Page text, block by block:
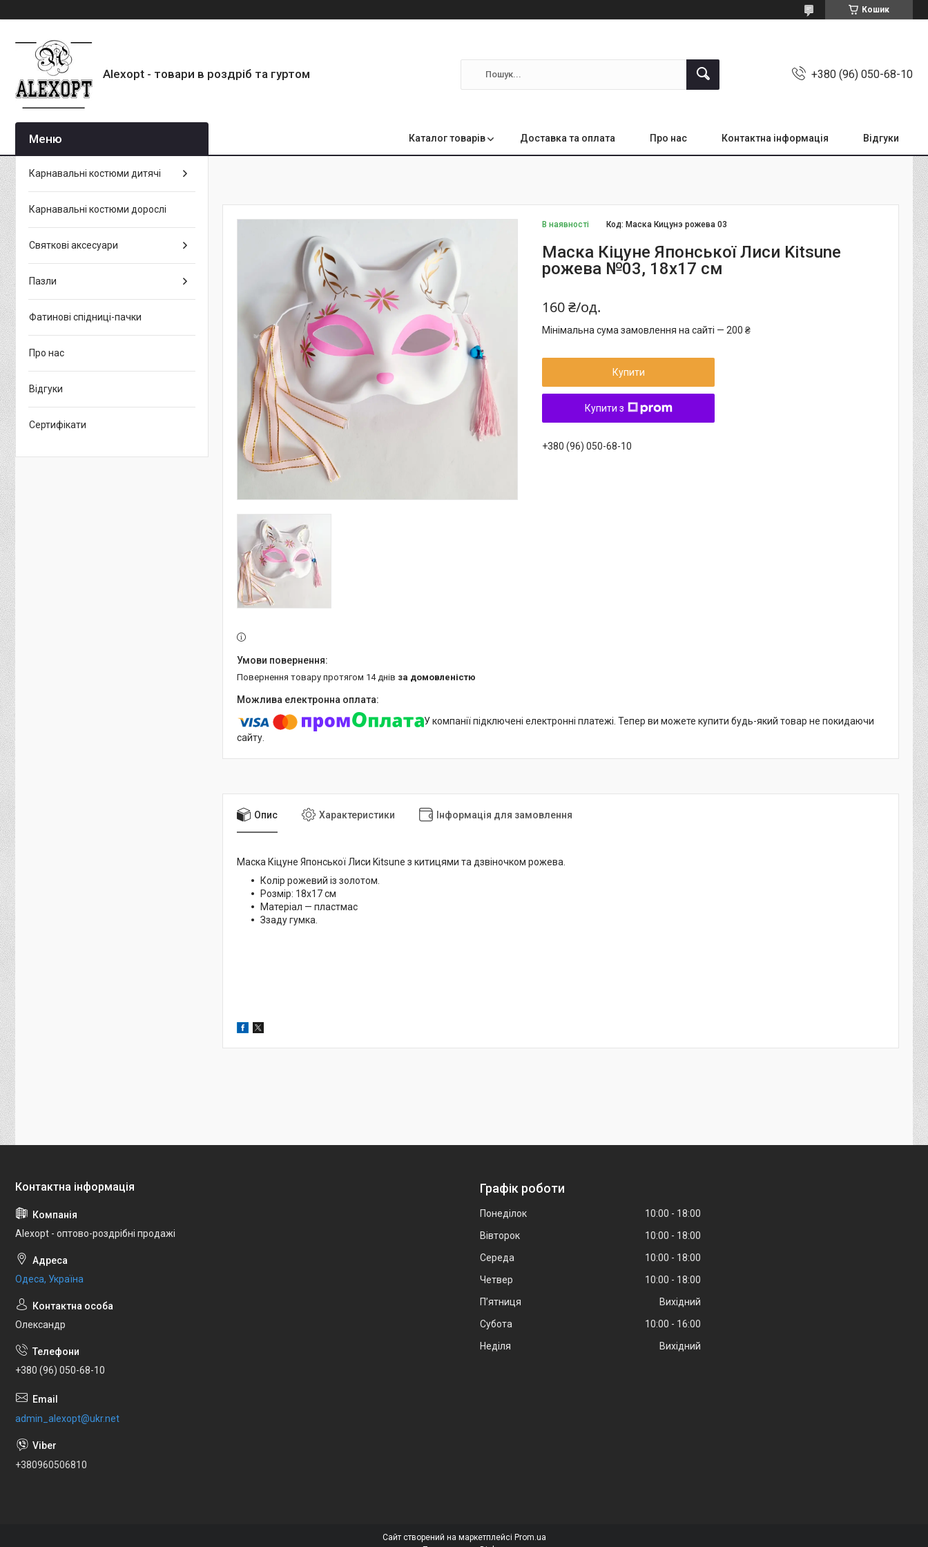
Кошик
Alexopt - товари в роздріб та гуртом +380 (96) 050-68-10
Каталог товарів Доставка та оплата Про нас Контактна інформація Відгуки
В наявності Код: Маска Кицунэ рожева 03
Маска Кіцуне Японської Лиси Kitsune
рожева №03, 18х17 см
160 ₴/од.
Мінімальна сума замовлення на сайті — 200 ₴
Купити
Купити з
+380 (96) 050-68-10
повернення товару протягом 14 днів за домовленістю
У компанії підключені електронні платежі. Тепер ви можете купити будь-який товар не покидаючи
сайту.
Опис Характеристики Інформація для замовлення
Маска Кіцуне Японської Лиси Kitsune з китицями та дзвіночком рожева.
Колір рожевий із золотом.
Розмір: 18х17 см
Матеріал — пластмас
Ззаду гумка.
Карнавальні костюми дитячі
Карнавальні костюми дорослі
Святкові аксесуари
Пазли
Фатинові спідниці-пачки
Про нас
Відгуки
Сертифікати
Alexopt - оптово-роздрібні продажі
Одеса, Україна
Олександр
+380 (96) 050-68-10
admin_alexopt@ukr.net
+380960506810
Графік роботи
Понеділок 10:00
18:00
Вівторок
10:00
18:00
Середа
10:00
18:00
Четвер
10:00
18:00
Пʼятниця
Вихідний
Субота
10:00
16:00
Неділя
Вихідний
Сайт створений на маркетплейсі Prom.ua